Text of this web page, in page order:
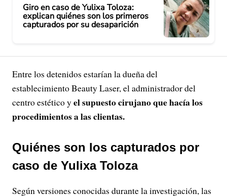
Giro en caso de Yulixa Toloza:
explican quiénes son los primeros
capturados por su desaparición
Entre los detenidos estarían la dueña del
establecimiento Beauty Laser, el administrador del
centro estético yel supuesto cirujano que hacía los
procedimientos a las clientas.
Quiénes son los capturados por
caso de Yulixa Toloza
Según versiones conocidas durante la investigación, las